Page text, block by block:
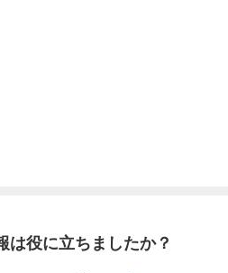
は役に立ちましたか？